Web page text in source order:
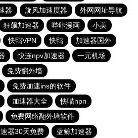
器 旋风加速度器
外网网址导航
狂飙加速器 哔咔漫画
小美
快鸭VPN 快鸭
加速器国外
快连npv加速器
一元机场
免费翻外墙
免费加速ins的软件
加速器大全
快喵npn
免费网络翻外墙软件
器30天免费
蓝鲸加速器